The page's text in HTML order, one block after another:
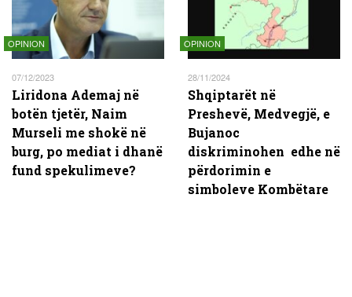
OPINION
07/12/2023
Liridona Ademaj në
botën tjetër, Naim
Murseli me shokë në
burg, po mediat i dhanë
fund spekulimeve?
OPINION
28/11/2024
Shqiptarët në
Preshevë, Medvegjë, e
Bujanoc
diskriminohen edhe në
përdorimin e
simboleve Kombëtare